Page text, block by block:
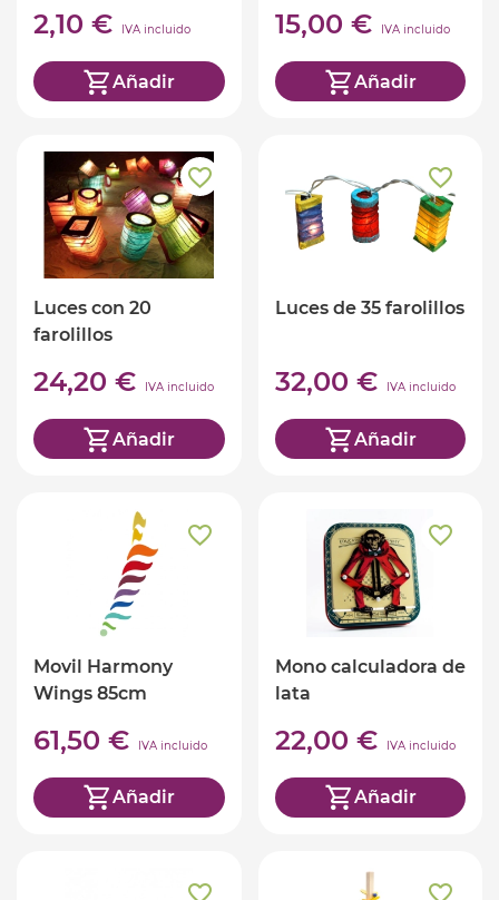
2,10 € IVA incluido
Añadir
15,00 € IVA incluido
Añadir
Luces con 20
farolillos
24,20 € IVA incluido
Añadir
Luces de 35 farolillos
32,00 € IVA incluido
Añadir
Movil Harmony
Wings 85cm
61,50 € IVA incluido
Añadir
Mono calculadora de
lata
22,00 € IVA incluido
Añadir